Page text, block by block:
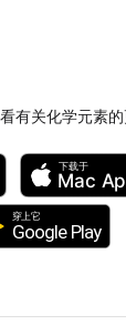
有关化学元素
下载于
Mac
穿上它
Google Play